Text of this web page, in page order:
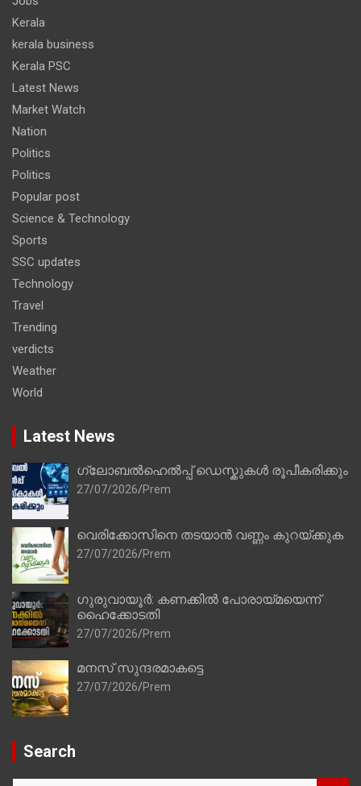
Kerala
kerala business
Kerala PSC
Latest News
Market Watch
Nation
Politics
Politics
Popular post
Science & Technology
Sports
SSC updates
Technology
Travel
Trending
verdicts
Weather
World
Latest News
ഗ്ലോബൽഹെൽപ്പ് ഡെസ്കുകൾ രൂപീകരിക്കും
27/07/2026 Prem
വെരിക്കോസിനെ തടയാൻ വണ്ണം കുറയ്ക്കുക
27/07/2026 Prem
ഗുരുവായൂർ: കണക്കിൽ പോരായ്മയെന്ന്
ഹൈക്കോടതി
27/07/2026 Prem
മനസ് സുന്ദരമാകട്ടെ
27/07/2026 Prem
Search